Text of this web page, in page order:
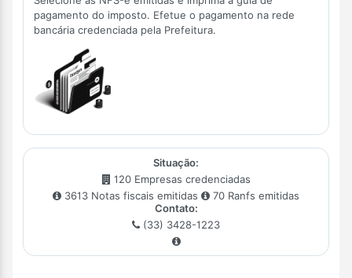
pagamento do imposto. Efetue o pagamento na rede
bancária credenciada pela Prefeitura.
Situação:
120 Empresas credenciadas
3613 Notas fiscais emitidas
70 Ranfs emitidas
Contato:
(33) 3428-1223